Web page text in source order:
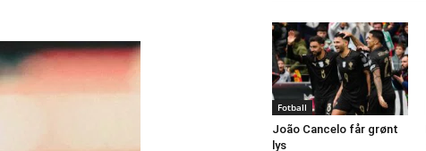
Fotball
João Cancelo får grønt
lys